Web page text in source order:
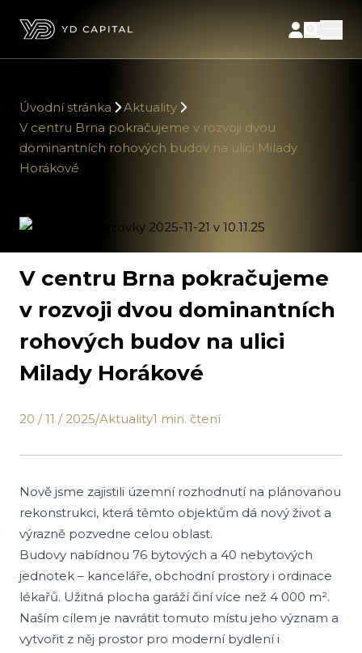
Úvodní stránka
Aktuality
V centru Brna pokračujeme v rozvoji dvou
dominantních rohových budov na ulici Milady
Horákové
V centru Brna pokračujeme
v rozvoji dvou dominantních
rohových budov na ulici
Milady Horákové
20 / 11 / 2025/Aktuality1 min. čtení
Nově jsme zajistili územní rozhodnutí na plánovanou
rekonstrukci, která těmto objektům dá nový život a
výrazně pozvedne celou oblast.
Budovy nabídnou 76 bytových a 40 nebytových
jednotek – kanceláře, obchodní prostory i ordinace
lékařů. Užitná plocha garáží činí více než 4 000 m².
Naším cílem je navrátit tomuto místu jeho význam a
vytvořit z něj prostor pro moderní bydlení i